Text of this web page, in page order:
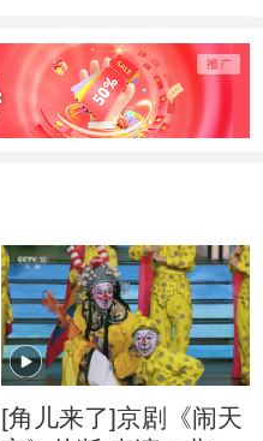
[角儿来了]京剧《闹天